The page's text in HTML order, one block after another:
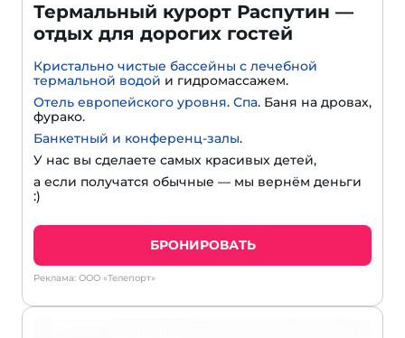
Термальный курорт Распутин —
отдых для дорогих гостей
Кристально чистые бассейны с лечебной
термальной водой и гидромассажем.
Отель европейского уровня. Спа. Баня на дровах,
фурако.
Банкетный и конференц-залы.
У нас вы сделаете самых красивых детей,
а если получатся обычные — мы вернём деньги
:)
БРОНИРОВАТЬ
Реклама: ООО «Телепорт»